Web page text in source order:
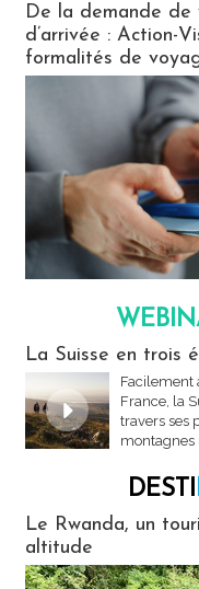
De la demande de
d’arrivée : Action-
formalités de
La Suisse en trois
Facilement
France, la
travers ses
montagnes
DESTI
Le Rwanda, un
altitude